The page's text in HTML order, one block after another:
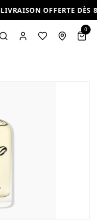
LIVRAISON OFFERTE DÈS
0